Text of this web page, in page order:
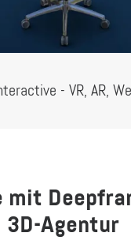
- VR, AR,
mit
3D-Agentur